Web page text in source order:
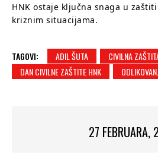
HNK ostaje ključna snaga u
kriznim situacijama.
TAGOVI: ADIL ŠUTA
CIVILNA
DAN CIVILNE ZAŠTITE HNK
27 FEBRUARA,